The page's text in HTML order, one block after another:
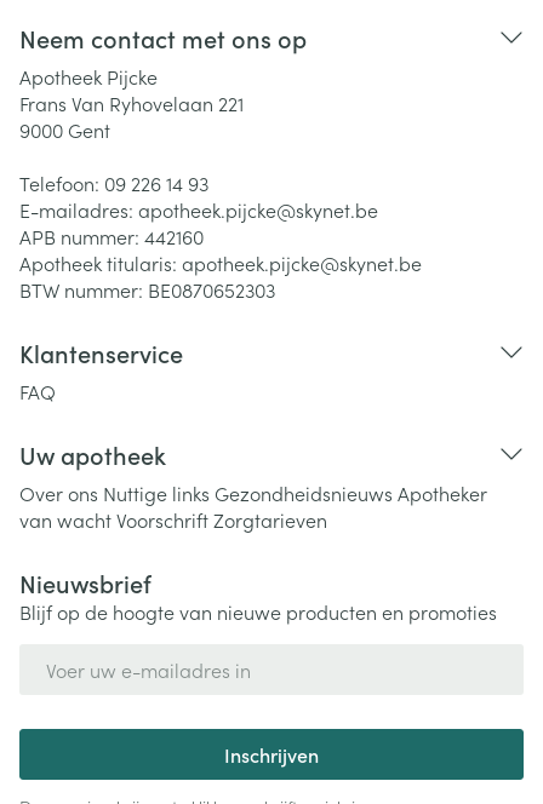
Neem contact met ons op
Apotheek Pijcke
Frans Van Ryhovelaan 221
9000 Gent
Telefoon: 09 226 14 93
E-mailadres: apotheek.pijcke@skynet.be
APB nummer: 442160
Apotheek titularis: apotheek.pijcke@skynet.be
BTW nummer: BE0870652303
Klantenservice
FAQ
Uw apotheek
Over ons Nuttige links Gezondheidsnieuws Apotheker
van wachtVoorschriftZorgtarieven
Nieuwsbrief
Blijf op de hoogte van nieuwe producten en promoties
Inschrijven